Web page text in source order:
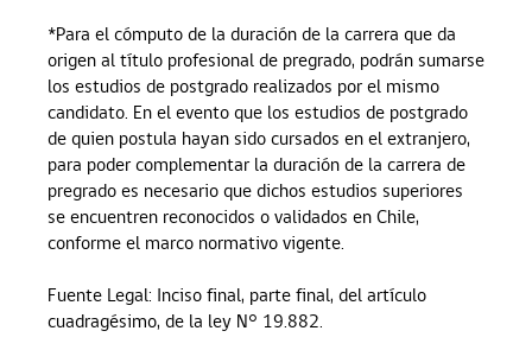
*Para el cómputo de la duración de la carrera que da
origen al título profesional de pregrado, podrán sumarse
los estudios de postgrado realizados por el mismo
candidato. En el evento que los estudios de postgrado
de quien postula hayan sido cursados en el extranjero,
para poder complementar la duración de la carrera de
pregrado es necesario que dichos estudios superiores
se encuentren reconocidos o validados en Chile,
conforme el marco normativo vigente.
Fuente Legal: Inciso final, parte final, del artículo
cuadragésimo, de la ley N° 19.882.